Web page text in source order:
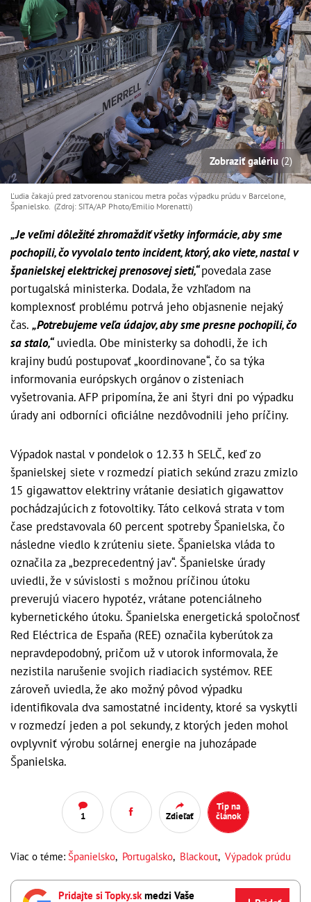
Zobraziť galériu (2)
Ľudia čakajú pred zatvorenou stanicou metra počas výpadku prúdu v Barcelone,
Španielsko. (Zdroj: SITA/AP Photo/Emilio Morenatti)
„Je veľmi dôležité zhromaždiť všetky informácie, aby sme
pochopili, čo vyvolalo tento incident, ktorý, ako viete, nastal v
španielskej elektrickej prenosovej sieti,“povedala zase
portugalská ministerka. Dodala, že vzhľadom na
komplexnosť problému potrvá jeho objasnenie nejaký
čas. „Potrebujeme veľa údajov, aby sme presne pochopili, čo
sa stalo,“uviedla. Obe ministerky sa dohodli, že ich
krajiny budú postupovať „koordinovane“, čo sa týka
informovania európskych orgánov o zisteniach
vyšetrovania. AFP pripomína, že ani štyri dni po výpadku
úrady ani odborníci oficiálne nezdôvodnili jeho príčiny.
Výpadok nastal v pondelok o 12.33 h SELČ, keď zo
španielskej siete v rozmedzí piatich sekúnd zrazu zmizlo
15 gigawattov elektriny vrátanie desiatich gigawattov
pochádzajúcich z fotovoltiky. Táto celková strata v tom
čase predstavovala 60 percent spotreby Španielska, čo
následne viedlo k zrúteniu siete. Španielska vláda to
označila za „bezprecedentný jav“. Španielske úrady
uviedli, že v súvislosti s možnou príčinou útoku
preverujú viacero hypotéz, vrátane potenciálneho
kybernetického útoku. Španielska energetická spoločnosť
Red Eléctrica de Espaňa (REE) označila kyberútok za
nepravdepodobný, pričom už v utorok informovala, že
nezistila narušenie svojich riadiacich systémov. REE
zároveň uviedla, že ako možný pôvod výpadku
identifikovala dva samostatné incidenty, ktoré sa vyskytli
v rozmedzí jeden a pol sekundy, z ktorých jeden mohol
ovplyvniť výrobu solárnej energie na juhozápade
Španielska.
1 Zdieľať
Tip na
článok
Viac o téme: Španielsko, Portugalsko, Blackout, Výpadok prúdu
Pridajte si Topky.skmedzi Vaše